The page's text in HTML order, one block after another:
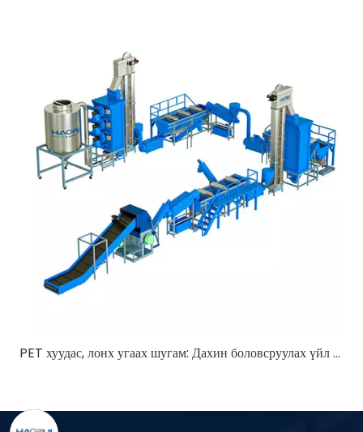
PET хуудас, лонх угаах шугам: Дахин боловсруулах үйл явцын үр ашгийг нэмэгдүүлэх